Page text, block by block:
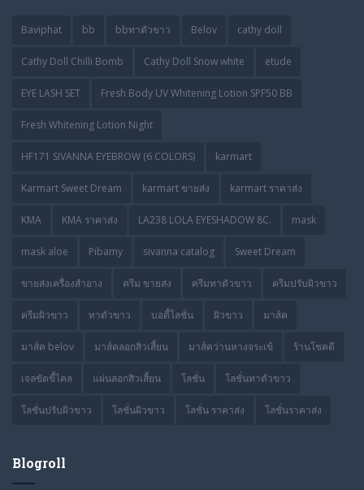
Baviphat bb bbทาตัวขาว Belov cathy doll
Cathy Doll Chilli Bomb Cathy Doll Snow white etude
EYE LASH SET Fresh Body UV Whitening Lotion SPF50 BB
Fresh Whitening Lotion Night
HF171 SIVANNA EYEBROW (6 COLORS) karmart
Karmart Sweet Dream karmart ขายส่ง karmart ราคาส่ง
KMA KMA ราคาส่ง LA238 LOLA EYESHADOW 8C. mask
mask aloe Pibamy sivanna catalog Sweet Dream
ขายส่งเครื่องสำอาง ครีม ขายส่ง ครีมทาตัวขาว ครีมปรับผิวขาว
ครีมผิวขาว ทาตัวขาว บอดี้โลชั่น ผิวขาว มาส์ค
มาส์ค belov มาส์คลอกสิวเสี้ยน มาส์คว่านหางจระเข้ ร้านโชคดี
เจลขัดขี้ไคล แผ่นลอกสิวเสี้ยน โลชั่น โลชั่นทาตัวขาว
โลชั่นปรับผิวขาว โลชั่นผิวขาว โลชั่น ราคาส่ง โลชั่นราคาส่ง
Blogroll